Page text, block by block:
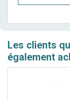
Les clients
également